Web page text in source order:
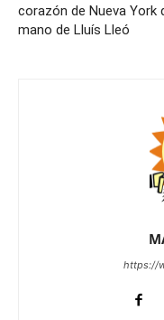
corazón de Nueva York
mano de Lluís Lleó
https://